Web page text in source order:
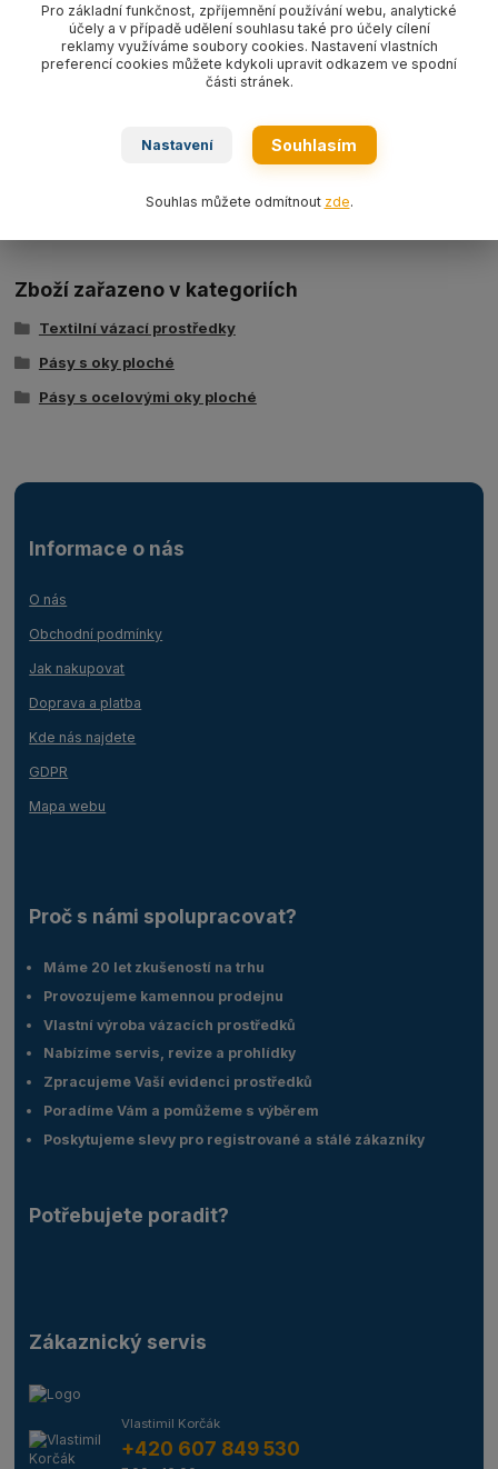
Pás s ocelovými oky plochý textilní s nosností 8000 kg/ délka L
dle výběru, šíře 240 mm,barva modrá WLL8000 kg, PES typ
BBN8000,dvouvrstvý dle EN 1492-1.
Tabulka nosností - zvedací pásy typ BSB
Zboží zařazeno v kategoriích
Textilní vázací prostředky
Pásy s oky ploché
Pásy s ocelovými oky ploché
Informace o nás
O nás
Obchodní podmínky
Jak nakupovat
Doprava a platba
Kde nás najdete
GDPR
Mapa webu
Proč s námi spolupracovat?
Máme 20 let zkušeností na trhu
Provozujeme kamennou prodejnu
Vlastní výroba vázacích prostředků
Nabízíme servis, revize a prohlídky
Zpracujeme Vaší evidenci prostředků
Poradíme Vám a pomůžeme s výběrem
Poskytujeme slevy pro registrované a stálé zákazníky
Potřebujete poradit?
Zákaznický servis
Vlastimil Korčák
+420 607 849 530
Pro základní funkčnost, zpříjemnění používání webu, analytické
účely a v případě udělení souhlasu také pro účely cílení
reklamy využíváme soubory cookies. Nastavení vlastních
preferencí cookies můžete kdykoli upravit odkazem ve spodní
části stránek.
Nastavení Souhlasím
Souhlas můžete odmítnout zde.